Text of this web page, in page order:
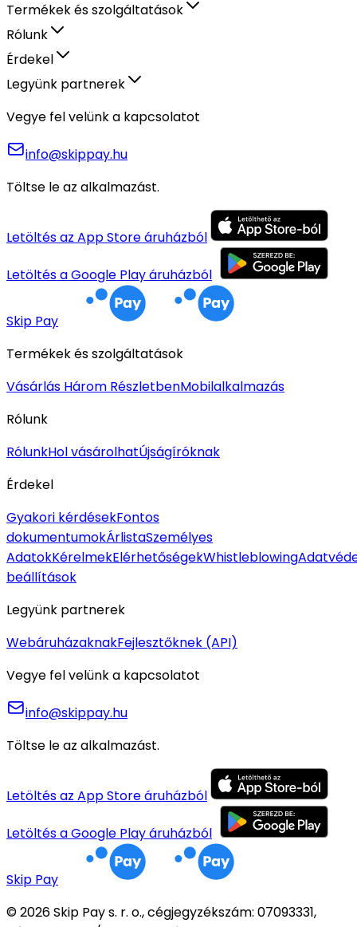
Termékek és szolgáltatások
Rólunk
Érdekel
Legyünk partnerek
Vegye fel velünk a kapcsolatot
info@skippay.hu
Töltse le az alkalmazást.
Letöltés az App Store áruházból
Letöltés a Google Play áruházból
Skip Pay
Termékek és szolgáltatások
Vásárlás Három RészletbenMobilalkalmazás
Rólunk
RólunkHol vásárolhatÚjságíróknak
Érdekel
Gyakori kérdésekFontos
dokumentumokÁrlistaSzemélyes
AdatokKérelmekElérhetőségekWhistleblowing
beállítások
Legyünk partnerek
WebáruházaknakFejlesztőknek (API)
Vegye fel velünk a kapcsolatot
info@skippay.hu
Töltse le az alkalmazást.
Letöltés az App Store áruházból
Letöltés a Google Play áruházból
Skip Pay
© 2026 Skip Pay s. r. o., cégjegyzékszám: 07093331,